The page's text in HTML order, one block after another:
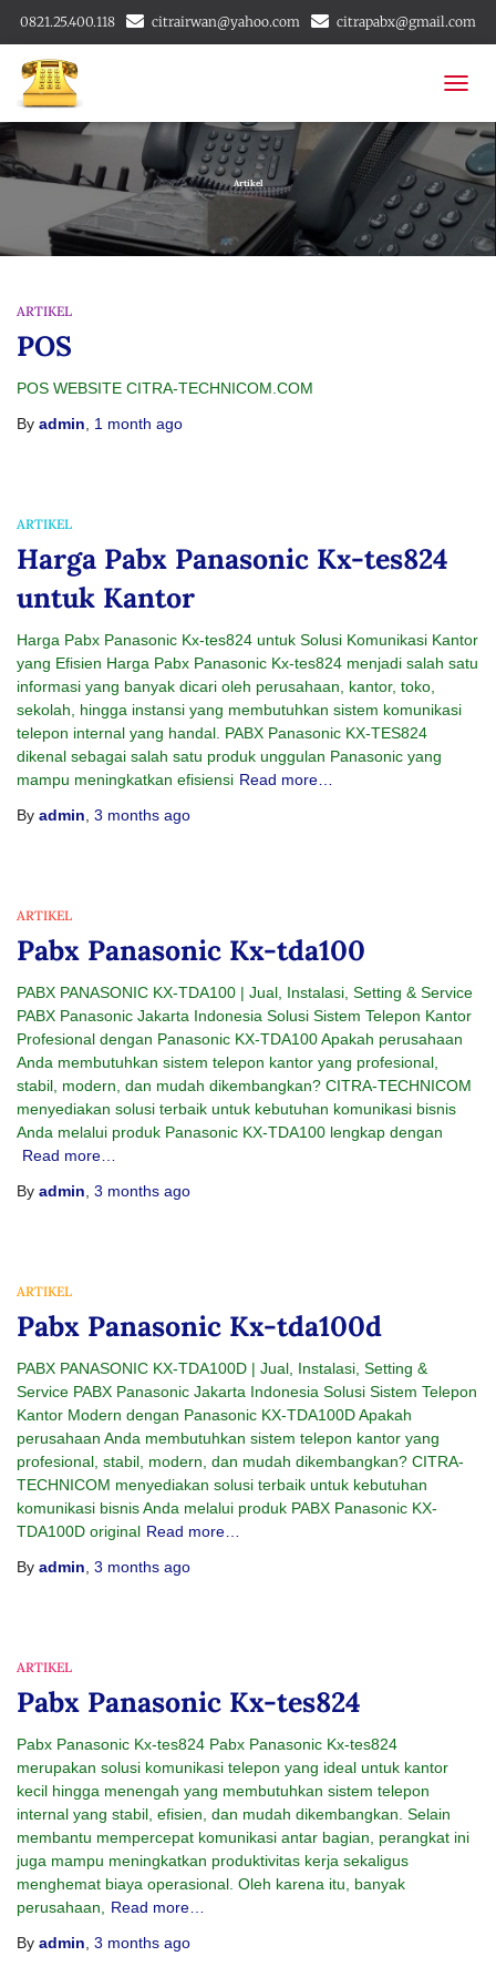
0821.25.400.118 citrairwan@yahoo.com citrapabx@gmail.com
Artikel
ARTIKEL
POS
POS WEBSITE CITRA-TECHNICOM.COM
By admin 1 month ago
ARTIKEL
Harga Pabx Panasonic Kx-tes824
untuk Kantor
Harga Pabx Panasonic Kx-tes824 untuk Solusi Komunikasi Kantor
yang Efisien Harga Pabx Panasonic Kx-tes824 menjadi salah satu
informasi yang banyak dicari oleh perusahaan, kantor, toko,
sekolah, hingga instansi yang membutuhkan sistem komunikasi
telepon internal yang handal. PABX Panasonic KX-TES824
dikenal sebagai salah satu produk unggulan Panasonic yang
mampu meningkatkan efisiensi Read more…
By admin 3 months ago
ARTIKEL
Pabx Panasonic Kx-tda100
PABX PANASONIC KX-TDA100 | Jual, Instalasi, Setting & Service
PABX Panasonic Jakarta Indonesia Solusi Sistem Telepon Kantor
Profesional dengan Panasonic KX-TDA100 Apakah perusahaan
Anda membutuhkan sistem telepon kantor yang profesional,
stabil, modern, dan mudah dikembangkan? CITRA-TECHNICOM
menyediakan solusi terbaik untuk kebutuhan komunikasi bisnis
Anda melalui produk Panasonic KX-TDA100 lengkap dengan
Read more…
By admin 3 months ago
ARTIKEL
Pabx Panasonic Kx-tda100d
PABX PANASONIC KX-TDA100D | Jual, Instalasi, Setting &
Service PABX Panasonic Jakarta Indonesia Solusi Sistem Telepon
Kantor Modern dengan Panasonic KX-TDA100D Apakah
perusahaan Anda membutuhkan sistem telepon kantor yang
profesional, stabil, modern, dan mudah dikembangkan? CITRA-
TECHNICOM menyediakan solusi terbaik untuk kebutuhan
komunikasi bisnis Anda melalui produk PABX Panasonic KX-
TDA100D original Read more…
By admin 3 months ago
ARTIKEL
Pabx Panasonic Kx-tes824
Pabx Panasonic Kx-tes824 Pabx Panasonic Kx-tes824
merupakan solusi komunikasi telepon yang ideal untuk kantor
kecil hingga menengah yang membutuhkan sistem telepon
internal yang stabil, efisien, dan mudah dikembangkan. Selain
membantu mempercepat komunikasi antar bagian, perangkat ini
juga mampu meningkatkan produktivitas kerja sekaligus
menghemat biaya operasional. Oleh karena itu, banyak
perusahaan,
Read more…
By admin 3 months ago